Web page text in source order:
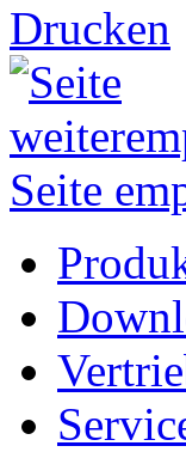
Drucken
Seite